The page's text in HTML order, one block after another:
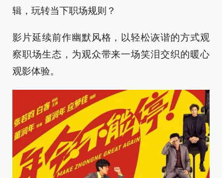
辑，玩转当下职场规则？
影片延续前作幽默风格，以轻松诙谐的方式观
察职场生态，为观众带来一场笑泪交织的暖心
观影体验。